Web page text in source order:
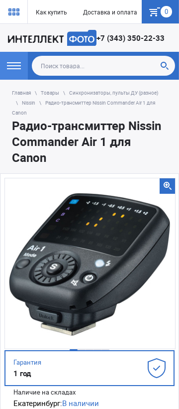
Как купить Доставка и оплата Гарантия
0
+7 (343) 350-22-33
Главная Товары
Синхронизаторы, пульты ДУ (разное)
Nissin
Радио-трансмиттер Nissin Commander Air 1 для
Canon
Радио-трансмиттер Nissin
Commander Air 1 для
Canon
Гарантия
1 год
Наличие на складах
Екатеринбург:В наличии